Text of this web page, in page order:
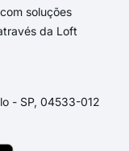
soluções
da Loft
- SP, 04533-012